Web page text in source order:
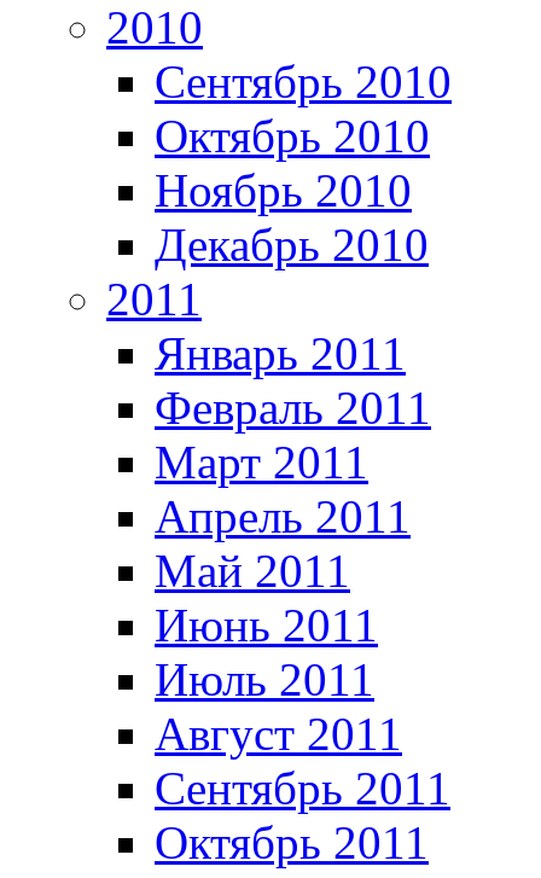
2010
Сентябрь 2010
Октябрь 2010
Ноябрь 2010
Декабрь 2010
2011
Январь 2011
Февраль 2011
Март 2011
Апрель 2011
Май 2011
Июнь 2011
Июль 2011
Август 2011
Сентябрь 2011
Октябрь 2011